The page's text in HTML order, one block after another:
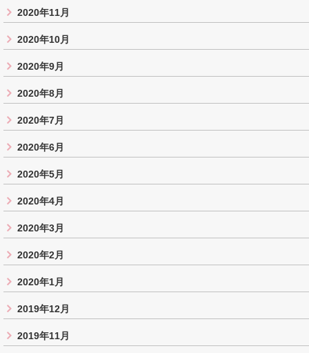
2020年11月
2020年10月
2020年9月
2020年8月
2020年7月
2020年6月
2020年5月
2020年4月
2020年3月
2020年2月
2020年1月
2019年12月
2019年11月